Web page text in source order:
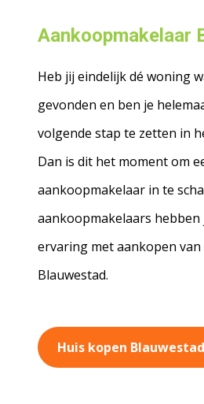
Aankoopmakelaar
Heb jij eindelijk dé woning
gevonden en ben je
volgende stap te zetten in
Dan is dit het moment om
aankoopmakelaar in te
aankoopmakelaars hebben
ervaring met aankopen van
Blauwestad.
Huis kopen Blauwestad